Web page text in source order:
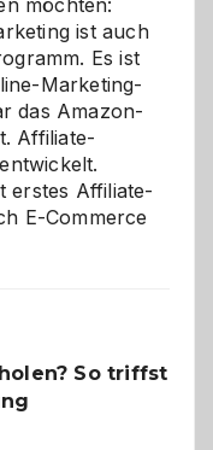
ist auch
Es ist
Marketing-
das Amazon-
Affiliate-
erstes Affiliate-
E-Commerce
So triffst